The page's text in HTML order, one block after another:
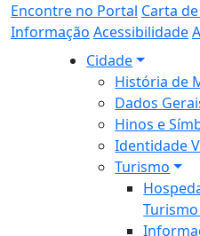
Encontre no Portal Carta
Informação Acessibilidade
Cidade
História de
Dados
Hinos e
Identidade
Turismo